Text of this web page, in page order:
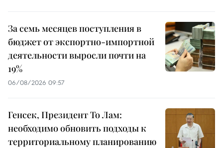
За семь месяцев поступления в
бюджет от экспортно-импортной
деятельности выросли почти на
19%
06/08/2026 09:57
Генсек, Президент То Лам:
необходимо обновить подходы к
территориальному планированию